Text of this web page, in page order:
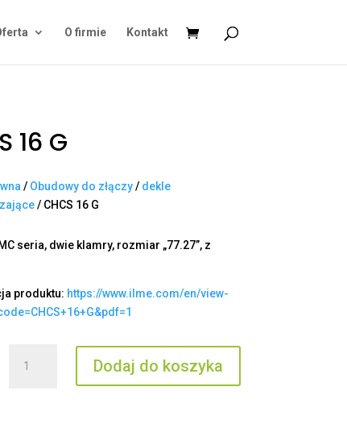
O firmie Kontakt
16 G
/ Obudowy do złączy/ dekle
/ CHCS 16 G
seria, dwie klamry, rozmiar „77.27”, z
produktu: https://www.ilme.com/en/view-
CHCS
Dodaj do koszyka